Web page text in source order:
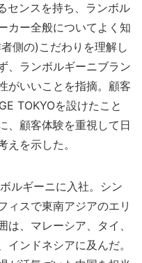
センスを持ち、ランボル
カー全般についてよく知
側の)こだわりを理解し
、ランボルギーニブラン
がいいことを指摘。顧客
TOKYOを設けたこと
、顧客体験を重視して日
を示した。
ルギーニに入社。シン
ィスで東南アジアのエリ
、マレーシア、タイ、
ンドネシアに及んだ。